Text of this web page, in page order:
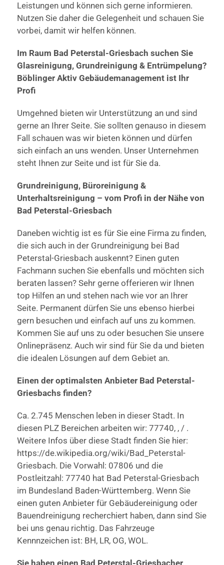
Leistungen und können sich gerne informieren.
Nutzen Sie daher die Gelegenheit und schauen Sie
vorbei, damit wir helfen können.
Im Raum Bad Peterstal-Griesbach suchen Sie
Glasreinigung, Grundreinigung & Entrümpelung?
Böblinger Aktiv Gebäudemanagement ist Ihr
Profi
Umgehned bieten wir Unterstützung an und sind
gerne an Ihrer Seite. Sie sollten genauso in diesem
Fall schauen was wir bieten können und dürfen
sich einfach an uns wenden. Unser Unternehmen
steht Ihnen zur Seite und ist für Sie da.
Grundreinigung, Büroreinigung &
Unterhaltsreinigung – vom Profi in der Nähe von
Bad Peterstal-Griesbach
Daneben wichtig ist es für Sie eine Firma zu finden,
die sich auch in der Grundreinigung bei Bad
Peterstal-Griesbach auskennt? Einen guten
Fachmann suchen Sie ebenfalls und möchten sich
beraten lassen? Sehr gerne offerieren wir Ihnen
top Hilfen an und stehen nach wie vor an Ihrer
Seite. Permanent dürfen Sie uns ebenso hierbei
gern besuchen und einfach auf uns zu kommen.
Kommen Sie auf uns zu oder besuchen Sie unsere
Onlinepräsenz. Auch wir sind für Sie da und bieten
die idealen Lösungen auf dem Gebiet an.
Einen der optimalsten Anbieter Bad Peterstal-
Griesbachs finden?
Ca. 2.745 Menschen leben in dieser Stadt. In
diesen PLZ Bereichen arbeiten wir: 77740, , / .
Weitere Infos über diese Stadt finden Sie hier:
https://de.wikipedia.org/wiki/Bad_Peterstal-
Griesbach. Die Vorwahl: 07806 und die
Postleitzahl: 77740 hat Bad Peterstal-Griesbach
im Bundesland Baden-Württemberg. Wenn Sie
einen guten Anbieter für Gebäudereinigung oder
Bauendreinigung recherchiert haben, dann sind Sie
bei uns genau richtig. Das Fahrzeuge
Kennnzeichen ist: BH, LR, OG, WOL.